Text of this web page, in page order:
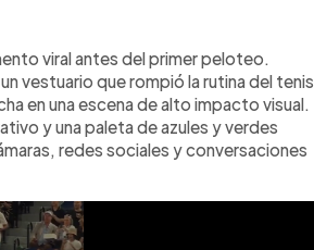
viral del Australian Open 2026
inspirado en el océano, que
La japonesa explicó que
a recuerdos personales,
fue inmediata en el
en cancha al vencer a
ronda disputada en
viral antes del primer peloteo.
vestuario que rompió la rutina del tenis
en una escena de alto impacto visual.
y una paleta de azules y verdes
redes sociales y conversaciones